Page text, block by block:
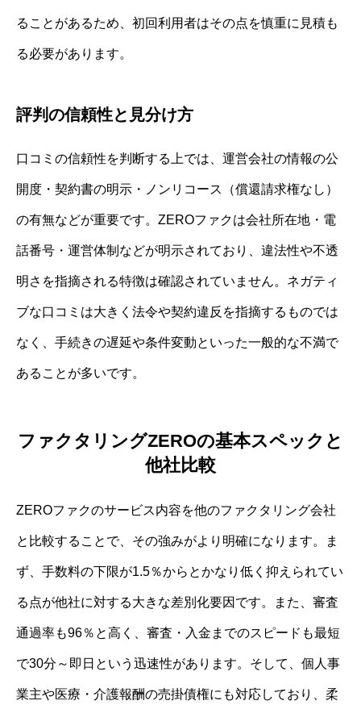
ることがあるため、初回利用者はその点を慎重に見積も
る必要があります。
評判の信頼性と見分け方
口コミの信頼性を判断する上では、運営会社の情報の公
開度・契約書の明示・ノンリコース（償還請求権なし）
の有無などが重要です。ZEROファクは会社所在地・電
話番号・運営体制などが明示されており、違法性や不透
明さを指摘される特徴は確認されていません。ネガティ
ブな口コミは大きく法令や契約違反を指摘するものでは
なく、手続きの遅延や条件変動といった一般的な不満で
あることが多いです。
ファクタリングZEROの基本スペックと
他社比較
ZEROファクのサービス内容を他のファクタリング会社
と比較することで、その強みがより明確になります。ま
ず、手数料の下限が1.5％からとかなり低く抑えられてい
る点が他社に対する大きな差別化要因です。また、審査
通過率も96％と高く、審査・入金までのスピードも最短
で30分～即日という迅速性があります。そして、個人事
業主や医療・介護報酬の売掛債権にも対応しており、柔